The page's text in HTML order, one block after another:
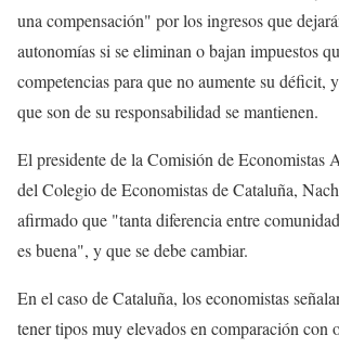
una compensación" por los ingresos que
autonomías si se eliminan o bajan impuestos
competencias para que no aumente su déficit,
que son de su responsabilidad se mantienen.
El presidente de la Comisión de Economistas
del Colegio de Economistas de Cataluña,
afirmado que "tanta diferencia entre
es buena", y que se debe cambiar.
En el caso de Cataluña, los economistas
tener tipos muy elevados en comparación con